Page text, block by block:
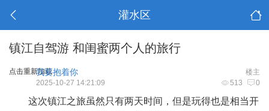
灌水区
镇江自驾游 和闺蜜两个人的旅行
点击重新加载 楼主
我要抱着你
513 0
2025-10-27 14:21:09
这次镇江之旅虽然只有两天时间，但是玩得也是相当开